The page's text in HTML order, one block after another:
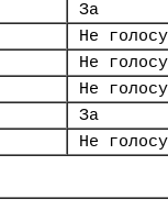
За
Не
Не
Не
За
Не